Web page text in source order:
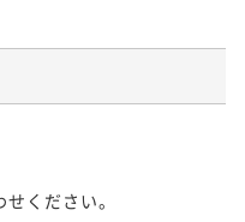
ください。